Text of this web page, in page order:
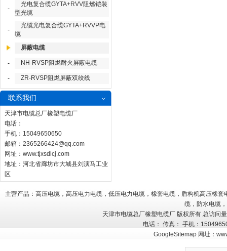
-
光电复合缆GYTA+RVV阻燃铠装
型光缆
-
光缆光电复合缆GYTA+RVVP电
缆
屏蔽电缆
- NH-RVSP阻燃耐火屏蔽电缆
- ZR-RVSP阻燃屏蔽双绞线
联系我们
天津市电缆总厂橡塑电缆厂
电话：
手机：15049650650
邮箱： 2365266424@qq.com
网址： www.tjxsdlcj.com
地址：河北省廊坊市大城县刘演马工业
区
主营产品：高压电缆，高压电力电缆，低压电力电缆，橡套电缆，盾构机高压橡
缆，防水电缆
天津市电缆总厂橡塑电缆厂 版权所有 总访问
电话： 传真： 手机：
GoogleSitemap 网址：